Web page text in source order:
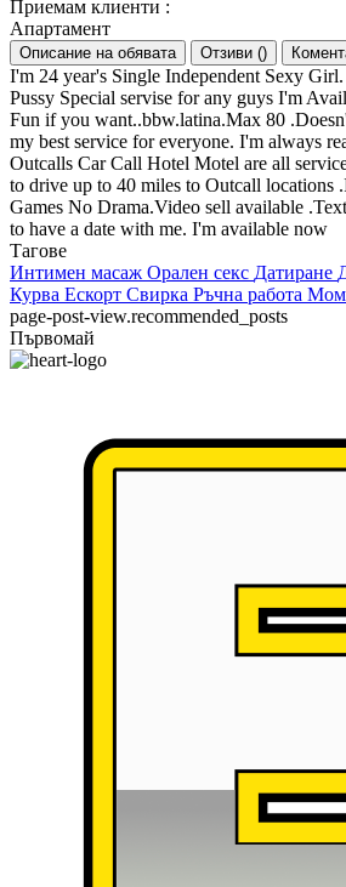
Приемам клиенти :
Апартамент
Описание на обявата Отзиви ()
I'm 24 year's Single Independent Sexy
Pussy Special servise for any guys I'm
Fun if you want..bbw.latina.Max 80
my best service for everyone. I'm always
Outcalls Car Call Hotel Motel are all
to drive up to 40 miles to Outcall locations
Games No Drama.Video sell available
to have a date with me. I'm available now
Тагове
Интимен масаж Орален секс Датиране
Курва Ескорт Свирка Ръчна работа
page-post-view.recommended_posts
Първомай